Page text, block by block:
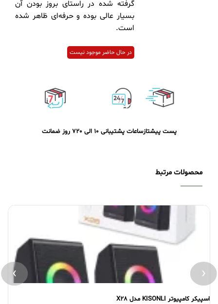
گرفته شده در راستای بروز بودن آن
بسیار عالی بوده و حرفه‌ای ظاهر شده
است.
در حال حاضر موجود نیست
پست پیشتازساعات پشتیبانی 10 الی 20 7 روز ضمانت
محصولات مرتبط
اسپیکر کامپیوتر KISONLI مدل X28
‹
›